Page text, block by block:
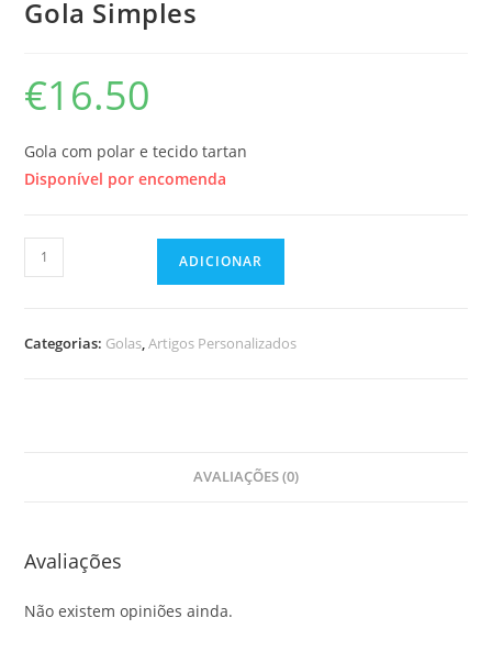
Gola Simples
€16.50
Gola com polar e tecido tartan
Disponível por encomenda
Quantidade
de
ADICIONAR
Categorias: Golas,Artigos Personalizados
AVALIAÇÕES (0)
Avaliações
Não existem opiniões ainda.